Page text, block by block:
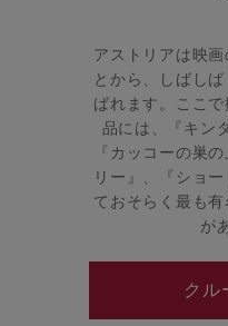
アストリアは映
とから、しばし
ばれます。ここ
品には、『キン
『カッコーの巣
リー』、『ショ
ておそらく最も
が
クル